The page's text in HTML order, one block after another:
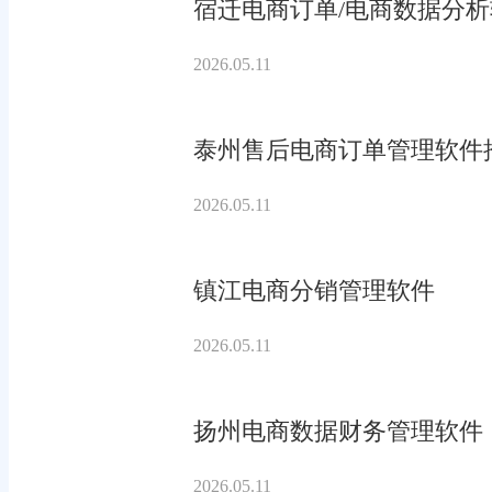
宿迁电商订单/电商数据分
2026.05.11
泰州售后电商订单管理软件
2026.05.11
镇江电商分销管理软件
2026.05.11
扬州电商数据财务管理软件
2026.05.11